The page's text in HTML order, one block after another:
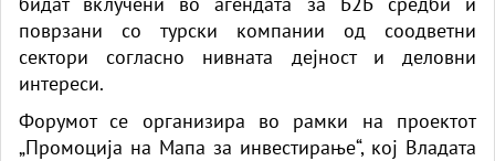
поврзани со турски компании од соодветни
сектори согласно нивната дејност и деловни
интереси.
Форумот се организира во рамки на проектот
„Промоција на Мапа за инвестирање“, кој Владата